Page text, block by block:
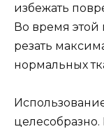
избежать
Во время
резать
нормальных